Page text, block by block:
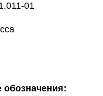
01
обозначения: